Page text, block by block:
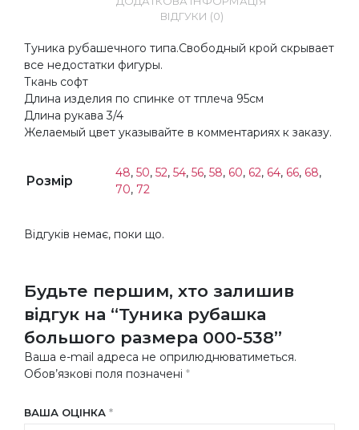
ВІДГУКИ (0)
Туника рубашечного типа.Свободный крой скрывает
все недостатки фигуры.
Ткань софт
Длина изделия по спинке от тплеча 95см
Длина рукава 3/4
Желаемый цвет указывайте в комментариях к заказу.
Розмір
48, 50, 52, 54, 56, 58, 60, 62, 64, 66, 68,
70, 72
Відгуків немає, поки що.
Будьте першим, хто залишив
відгук на “Туника рубашка
большого размера 000-538”
Ваша e-mail адреса не оприлюднюватиметься.
Обов’язкові поля позначені *
ВАША ОЦІНКА *